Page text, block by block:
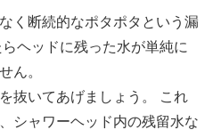
く断続的なポタポタという漏
ヘッドに残った水が単純に
ん。
抜いてあげましょう。 これ
シャワーヘッド内の残留水な